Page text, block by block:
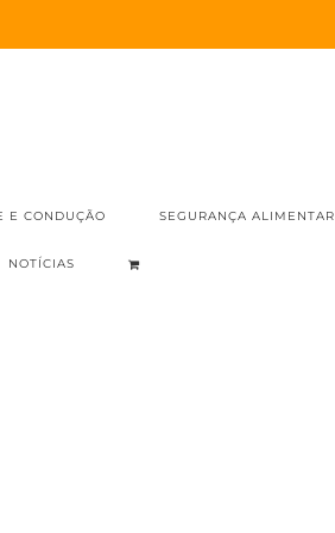
E CONDUÇÃO SEGURANÇA ALIMENTAR
NOTÍCIAS